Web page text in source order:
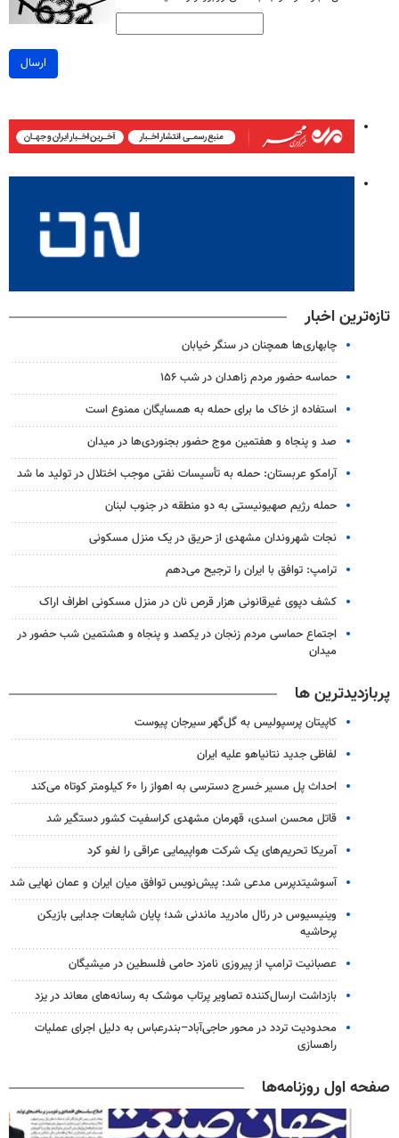
ارسال
تازه‌ترین اخبار
چابهاری‌ها همچنان در سنگر خیابان
حماسه حضور مردم زاهدان در شب ۱۵۶
استفاده از خاک ما برای حمله به همسایگان ممنوع است
صد و پنجاه و هفتمین موج حضور بجنوردی‌ها در میدان
آرامکو عربستان: حمله به تأسیسات نفتی موجب اختلال در تولید ما شد
حمله رژیم صهیونیستی به دو منطقه در جنوب لبنان
نجات شهروندان مشهدی از حریق در یک منزل مسکونی
ترامپ: توافق با ایران را ترجیح می‌دهم
کشف دپوی غیرقانونی هزار قرص نان در منزل مسکونی اطراف اراک
اجتماع حماسی مردم زنجان در یکصد و پنجاه و هشتمین شب حضور در
میدان
پربازدیدترین ها
کاپیتان پرسپولیس به گل‌گهر سیرجان پیوست
لفاظی جدید نتانیاهو علیه ایران
احداث پل مسیر خسرج دسترسی به اهواز را ۶۰ کیلومتر کوتاه می‌کند
قاتل محسن اسدی، قهرمان مشهدی کراسفیت کشور دستگیر شد
آمریکا تحریم‌های یک شرکت هواپیمایی عراقی را لغو کرد
آسوشیتدپرس مدعی شد: پیش‌نویس توافق میان ایران و عمان نهایی شد
وینیسیوس در رئال مادرید ماندنی شد؛ پایان شایعات جدایی بازیکن
پرحاشیه
عصبانیت ترامپ از پیروزی نامزد حامی فلسطین در میشیگان
بازداشت ارسال‌کننده تصاویر پرتاب موشک به رسانه‌های معاند در یزد
محدودیت تردد در محور حاجی‌آباد–بندرعباس به دلیل اجرای عملیات
راهسازی
صفحه اول روزنامه‌ها